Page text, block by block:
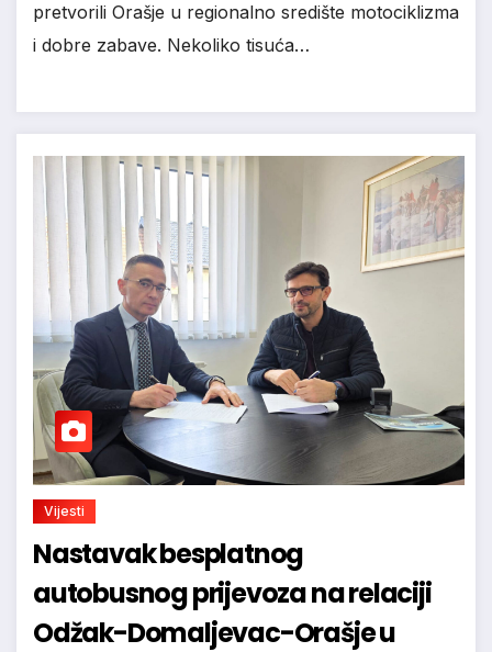
pretvorili Orašje u regionalno središte motociklizma
i dobre zabave. Nekoliko tisuća…
Vijesti
Nastavak besplatnog
autobusnog prijevoza na relaciji
Odžak-Domaljevac-Orašje u